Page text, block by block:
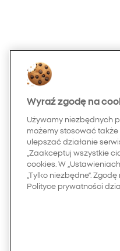
Wyraź zgodę na
Używamy niezbędnych
możemy stosować
ulepszać działanie
„Zaakceptuj wszystkie
cookies. W
„Tylko niezbędne”.
Polityce prywatności